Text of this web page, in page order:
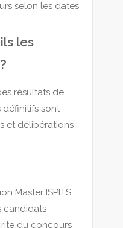
selon les dates
les
résultats de
définitifs sont
et délibérations
Master ISPITS
candidats
du concours